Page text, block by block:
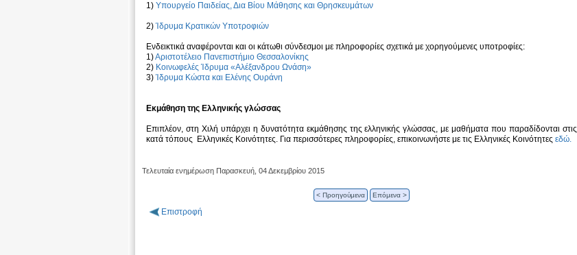
1)Υπουργείο Παιδείας, Δια Βίου Μάθησης και Θρησκευμάτων
2)Ίδρυμα Κρατικών Υποτροφιών
Ενδεικτικά αναφέρονται και οι κάτωθι σύνδεσμοι με πληροφορίες σχετικά με χορηγούμενες υποτροφίες:
1)Αριστοτέλειο Πανεπιστήμιο Θεσσαλονίκης
2) Κοινωφελές Ίδρυμα «Αλέξανδρου Ωνάση»
3)Ίδρυμα Κώστα και Ελένης Ουράνη
Εκμάθηση της Ελληνικής γλώσσας
Επιπλέον, στη Χιλή υπάρχει η δυνατότητα εκμάθησης της ελληνικής γλώσσας, με μαθήματα που παραδίδονται στις
κατά τόπους Ελληνικές Κοινότητες. Για περισσότερες πληροφορίες, επικοινωνήστε με τις Ελληνικές Κοινότητεςεδώ.
Τελευταία ενημέρωση Παρασκευή, 04 Δεκεμβρίου 2015
< Προηγούμενα Επόμενα >
Επιστροφή